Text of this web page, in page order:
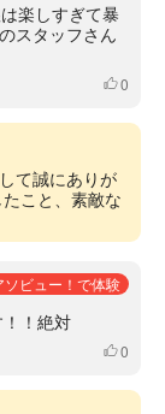
楽しすぎて暴
スタッフさん
いいね
0
て誠にありが
こと、素敵な
ソビュー！で体験
！絶対
いいね
0